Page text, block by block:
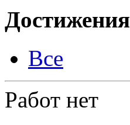
Достижения
Все
Работ нет